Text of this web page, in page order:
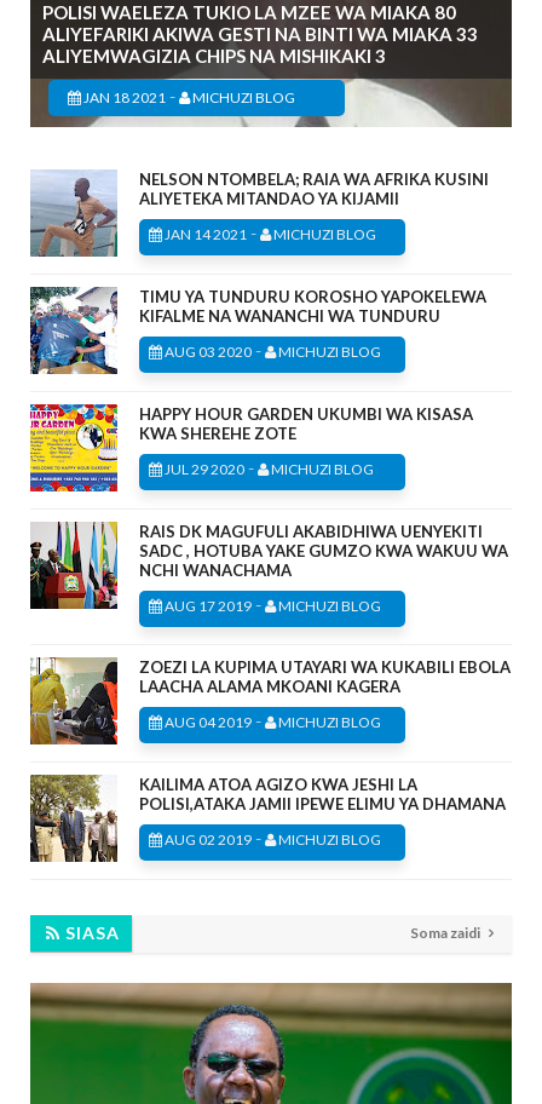
POLISI WAELEZA TUKIO LA MZEE WA MIAKA 80
ALIYEFARIKI AKIWA GESTI NA BINTI WA MIAKA 33
ALIYEMWAGIZIA CHIPS NA MISHIKAKI 3
JAN 18 2021 - MICHUZI BLOG
NELSON NTOMBELA; RAIA WA AFRIKA KUSINI
ALIYETEKA MITANDAO YA KIJAMII
JAN 14 2021 - MICHUZI BLOG
TIMU YA TUNDURU KOROSHO YAPOKELEWA
KIFALME NA WANANCHI WA TUNDURU
AUG 03 2020 - MICHUZI BLOG
HAPPY HOUR GARDEN UKUMBI WA KISASA
KWA SHEREHE ZOTE
JUL 29 2020 - MICHUZI BLOG
RAIS DK MAGUFULI AKABIDHIWA UENYEKITI
SADC , HOTUBA YAKE GUMZO KWA WAKUU WA
NCHI WANACHAMA
AUG 17 2019 - MICHUZI BLOG
ZOEZI LA KUPIMA UTAYARI WA KUKABILI EBOLA
LAACHA ALAMA MKOANI KAGERA
AUG 04 2019 - MICHUZI BLOG
KAILIMA ATOA AGIZO KWA JESHI LA
POLISI,ATAKA JAMII IPEWE ELIMU YA DHAMANA
AUG 02 2019 - MICHUZI BLOG
SIASA Soma zaidi